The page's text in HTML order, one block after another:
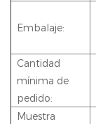
Embalaje:
Cantidad
mínima de
pedido:
Muestra